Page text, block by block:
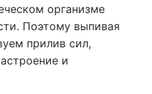
организме
Поэтому выпивая
прилив сил,
и